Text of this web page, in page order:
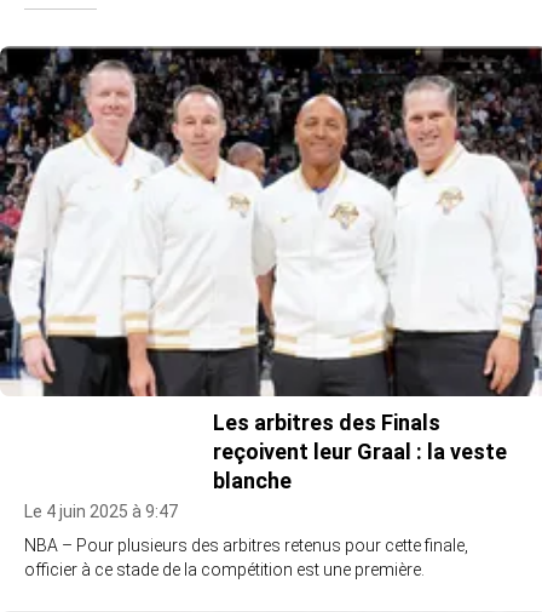
Les arbitres des Finals
reçoivent leur Graal : la veste
blanche
Le 4 juin 2025 à 9:47
NBA – Pour plusieurs des arbitres retenus pour cette finale,
officier à ce stade de la compétition est une première.